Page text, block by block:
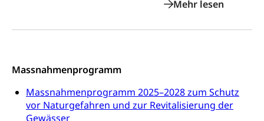
Massnahmenprogramm
Massnahmenprogramm 2025–2028 zum Schutz
vor Naturgefahren und zur Revitalisierung der
Gewässer